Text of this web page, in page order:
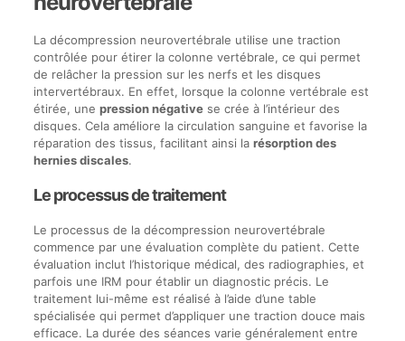
La décompression neurovertébrale utilise une traction
contrôlée pour étirer la colonne vertébrale, ce qui permet
de relâcher la pression sur les nerfs et les disques
intervertébraux. En effet, lorsque la colonne vertébrale est
étirée, une pression négativese crée à l’intérieur des
disques. Cela améliore la circulation sanguine et favorise la
réparation des tissus, facilitant ainsi la résorption des
hernies discales.
Le processus de traitement
Le processus de la décompression neurovertébrale
commence par une évaluation complète du patient. Cette
évaluation inclut l’historique médical, des radiographies, et
parfois une IRM pour établir un diagnostic précis. Le
traitement lui-même est réalisé à l’aide d’une table
spécialisée qui permet d’appliquer une traction douce mais
efficace. La durée des séances varie généralement entre